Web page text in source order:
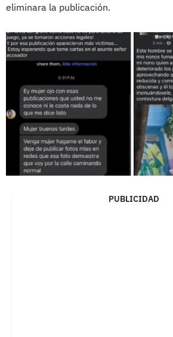
eliminara la publicación.
PUBLICIDAD